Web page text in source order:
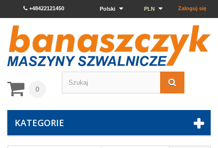
Zaloguj się
PLN
Polski
+48422121450
0
KATEGORIE